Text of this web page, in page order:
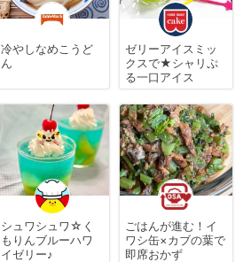
冷やしなめこうど
ん
ゼリーアイスミッ
クスで★シャリぷ
る一口アイス
シュワシュワ☆く
もりんブルーハワ
イゼリー♪
ごはんが進む！イ
ワシ缶×カブの葉で
即席おかず